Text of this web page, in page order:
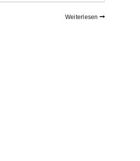
Weiterlesen